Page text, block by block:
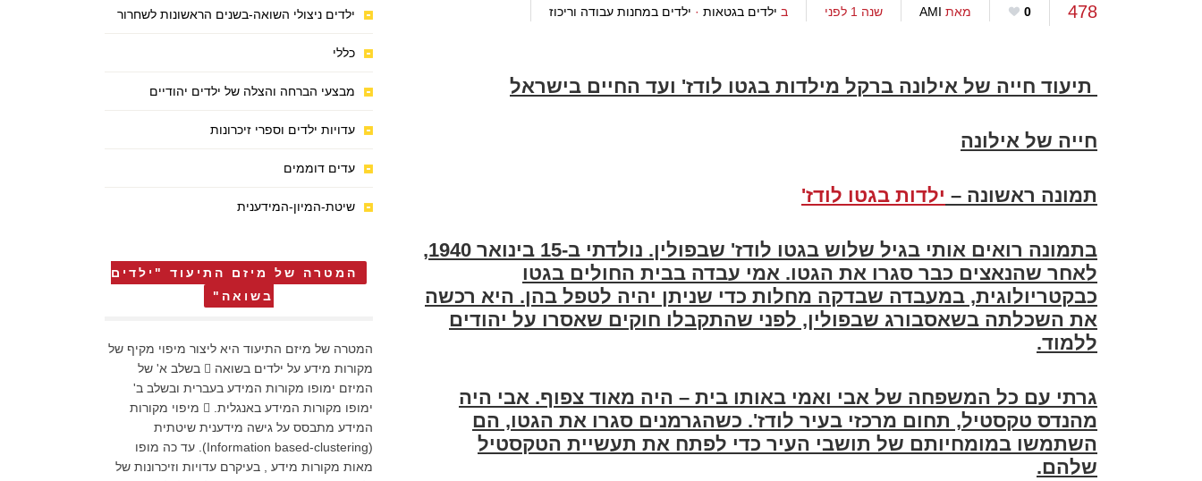
478
0 מאת AMI שנה 1 לפני ב ילדים בגטאות · ילדים במחנות עבודה וריכוז
תיעוד חייה של אילונה ברקל מילדות בגטו לודז' ועד החיים בישראל
חייה של אילונה
תמונה ראשונה – ילדות בגטו לודז'
בתמונה רואים אותי בגיל שלוש בגטו לודז' שבפולין. נולדתי ב-15 בינואר 1940,
לאחר שהנאצים כבר סגרו את הגטו. אמי עבדה בבית החולים בגטו
כבקטריולוגית, במעבדה שבדקה מחלות כדי שניתן יהיה לטפל בהן. היא רכשה
את השכלתה בשאסבורג שבפולין, לפני שהתקבלו חוקים שאסרו על יהודים
ללמוד.
גרתי עם כל המשפחה של אבי ואמי באותו בית – היה מאוד צפוף. אבי היה
מהנדס טקסטיל, תחום מרכזי בעיר לודז'. כשהגרמנים סגרו את הגטו, הם
השתמשו במומחיותם של תושבי העיר כדי לפתח את תעשיית הטקסטיל
שלהם.
ילדים ניצולי השואה-בשנים הראשונות לשחרור
כללי
מבצעי הברחה והצלה של ילדים יהודיים
עדויות ילדים וספרי זיכרונות
עדים דוממים
שיטת-המיון-המידענית
המטרה של מיזם התיעוד "ילדים
בשואה"
המטרה של מיזם התיעוד היא ליצור מיפוי מקיף של
מקורות מידע על ילדים בשואה  בשלב א' של
המיזם ימופו מקורות המידע בעברית ובשלב ב'
ימופו מקורות המידע באנגלית.  מיפוי מקורות
המידע מתבסס על גישה מידענית שיטתית
(Information based-clustering). עד כה מופו
מאות מקורות מידע , בעיקרם עדויות וזיכרונות של